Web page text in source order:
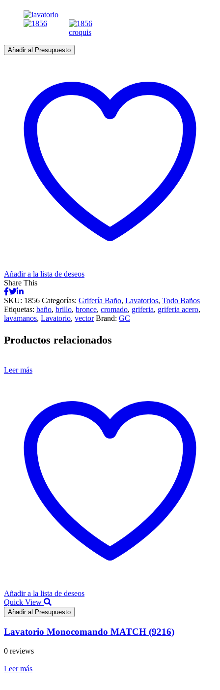
Añadir al Presupuesto
Añadir a la lista de deseos
Share This
SKU: 1856 Categorías: Grifería Baño, Lavatorios, Todo Baños
Etiquetas: baño, brillo, bronce, cromado, griferia, griferia acero,
lavamanos, Lavatorio, vector Brand: GC
Productos relacionados
Leer más
Añadir a la lista de deseos
Quick View
Añadir al Presupuesto
Lavatorio Monocomando MATCH (9216)
0 reviews
Leer más